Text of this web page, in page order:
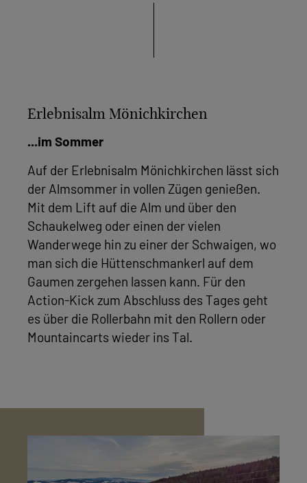
Erlebnisalm Mönichkirchen
...im Sommer
Auf der Erlebnisalm Mönichkirchen lässt sich
der Almsommer in vollen Zügen genießen.
Mit dem Lift auf die Alm und über den
Schaukelweg oder einen der vielen
Wanderwege hin zu einer der Schwaigen, wo
man sich die Hüttenschmankerl auf dem
Gaumen zergehen lassen kann. Für den
Action-Kick zum Abschluss des Tages geht
es über die Rollerbahn mit den Rollern oder
Mountaincarts wieder ins Tal.